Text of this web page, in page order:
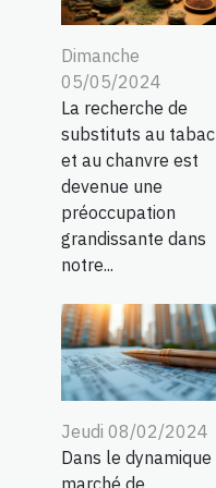
Dimanche
05/05/2024
La recherche de
substituts au tabac
et au chanvre est
devenue une
préoccupation
grandissante dans
notre...
Jeudi 08/02/2024
Dans le dynamique